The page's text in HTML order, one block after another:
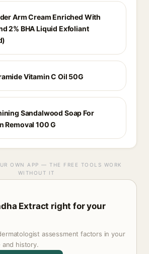
Arm Cream Enriched With
2% BHA Liquid Exfoliant
Vitamin C Oil 50G
Sandalwood Soap For
Removal 100 G
OWN APP — THE FREE TOOLS WORK
WITHOUT IT
Extract right for your
assessment factors in your
and history.